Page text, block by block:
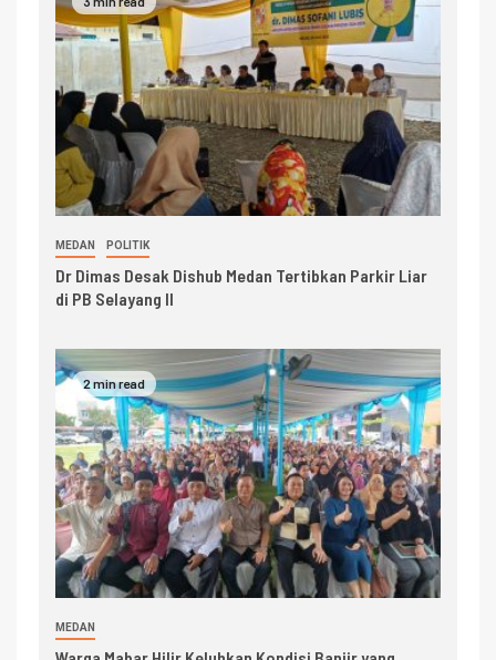
MEDAN POLITIK
Dr Dimas Desak Dishub Medan Tertibkan Parkir Liar
di PB Selayang II
2 min read
MEDAN